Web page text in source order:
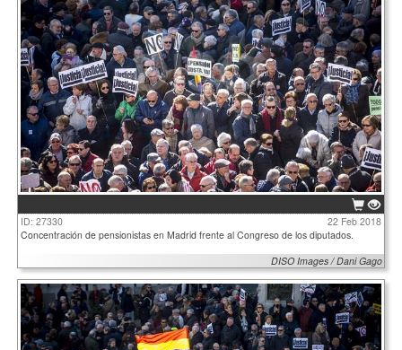
ID: 27330
22 Feb 2018
Concentración de pensionistas en Madrid frente al Congreso de los diputados.
DISO Images / Dani Gago